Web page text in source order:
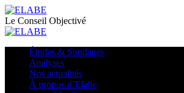
Le Conseil Objectivé
Études & Sondages
Analyses
Nos actualités
À propos d’Elabe